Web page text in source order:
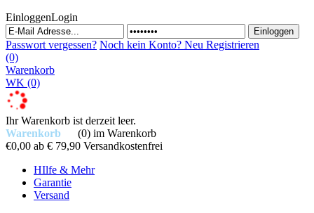
EinloggenLogin
Passwort vergessen? Noch kein Konto? Neu Registrieren
(0)
Warenkorb
WK (0)
Ihr Warenkorb ist derzeit leer.
Warenkorb
(0) im Warenkorb
€0,00 ab € 79,90 Versandkostenfrei
HIlfe & Mehr
Garantie
Versand